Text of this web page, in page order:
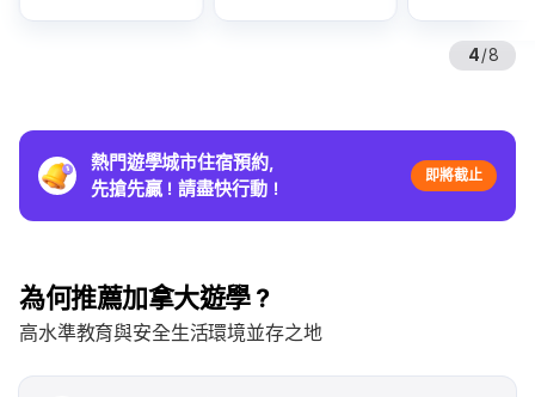
4/8
熱門遊學城市住宿預約，
先搶先贏！請盡快行動！
即將截止
為何推薦加拿大遊學？
高水準教育與安全生活環境並存之地